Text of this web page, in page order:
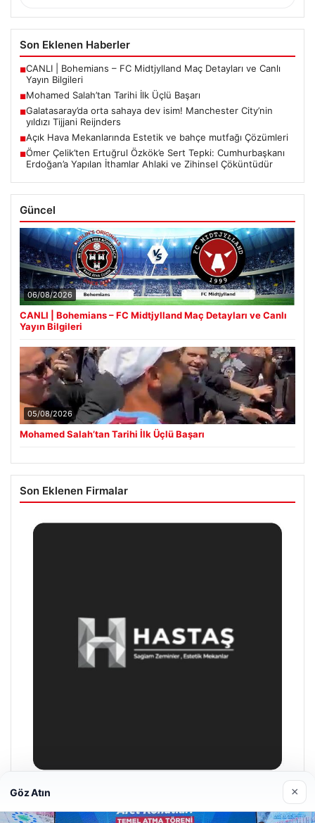
Son Eklenen Haberler
■CANLI | Bohemians – FC Midtjylland Maç Detayları ve Canlı
Yayın Bilgileri
■Mohamed Salah’tan Tarihi İlk Üçlü Başarı
■Galatasaray’da orta sahaya dev isim! Manchester City’nin
yıldızı Tijjani Reijnders
■Açık Hava Mekanlarında Estetik ve bahçe mutfağı Çözümleri
■Ömer Çelik’ten Ertuğrul Özkök’e Sert Tepki: Cumhurbaşkanı
Erdoğan’a Yapılan İthamlar Ahlaki ve Zihinsel Çöküntüdür
Güncel
06/08/2026
CANLI | Bohemians – FC Midtjylland Maç Detayları ve Canlı
Yayın Bilgileri
05/08/2026
Mohamed Salah’tan Tarihi İlk Üçlü Başarı
Son Eklenen Firmalar
Hastaş Beton
26/05/2026
Göz Atın ×